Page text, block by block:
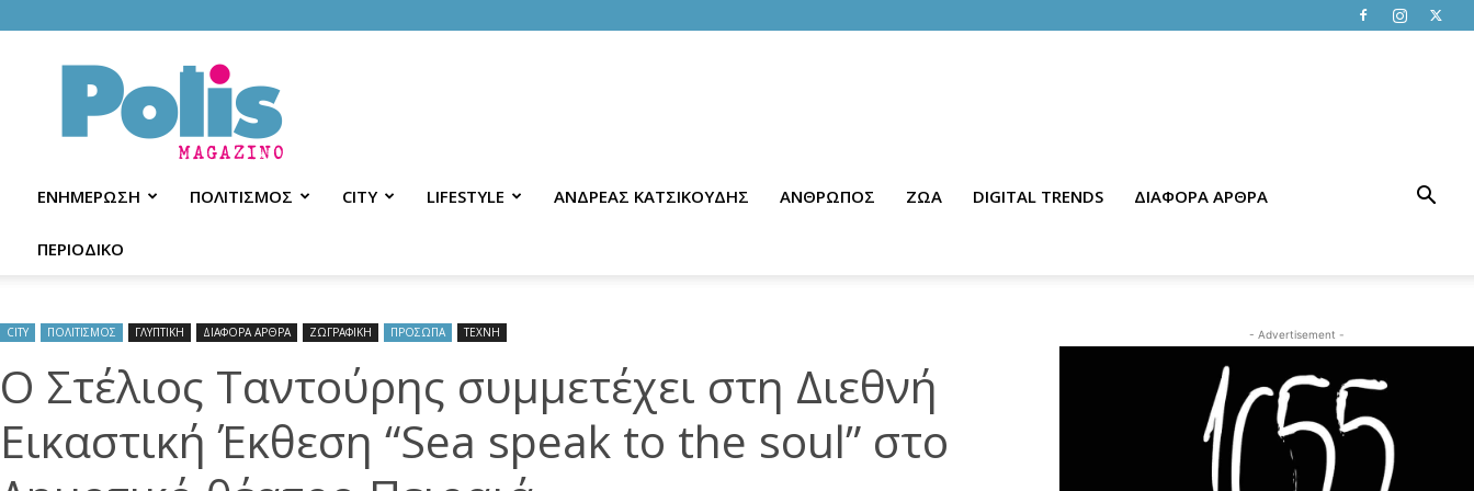
Polis
Magazino
ΕΝΗΜΕΡΩΣΗ ΠΟΛΙΤΙΣΜΟΣ CITY LIFESTYLE ΑΝΔΡΕΑΣ ΚΑΤΣΙΚΟΥΔΗΣ ΑΝΘΡΩΠΟΣ ΖΩΑ DIGITAL TRENDS ΔΙΑΦΟΡΑ ΑΡΘΡΑ
ΠΕΡΙΟΔΙΚΟ
CITY ΠΟΛΙΤΙΣΜΟΣ ΓΛΥΠΤΙΚΗ ΔΙΑΦΟΡΑ ΑΡΘΡΑ ΖΩΓΡΑΦΙΚΗ ΠΡΟΣΩΠΑ ΤΕΧΝΗ
Ο Στέλιος Ταντούρης συμμετέχει στη Διεθνή
Εικαστική Έκθεση “Sea speak to the soul” στο
- Advertisement -